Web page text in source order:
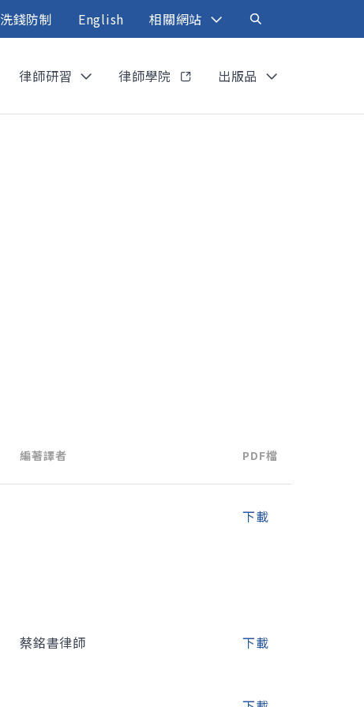
洗錢防制 English 相關網站
律師研習 律師學院 出版品
編著譯者 PDF檔
下載
蔡銘書律師 下載